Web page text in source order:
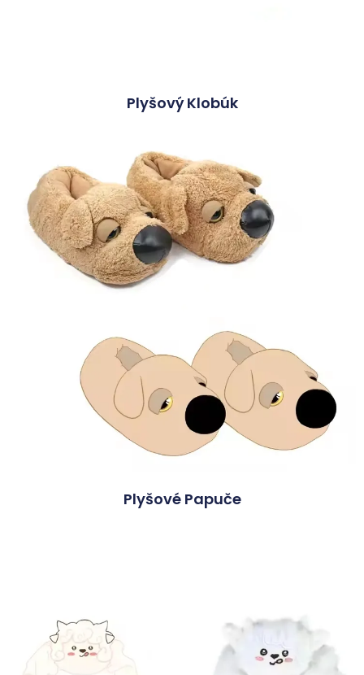
Plyšový Klobúk
Plyšové Papuče